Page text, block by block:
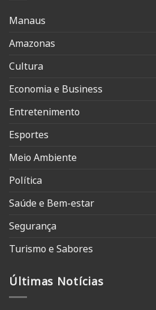
Manaus
Amazonas
Cultura
Economia e Business
Entretenimento
Esportes
Meio Ambiente
Política
Saúde e Bem-estar
Segurança
Turismo e Sabores
Últimas Notícias